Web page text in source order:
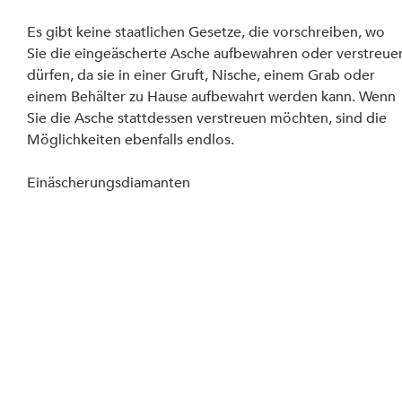
Es gibt keine staatlichen Gesetze, die vorschreiben, wo
Sie die eingeäscherte Asche aufbewahren oder
dürfen, da sie in einer Gruft, Nische, einem Grab oder
einem Behälter zu Hause aufbewahrt werden kann. Wenn
Sie die Asche stattdessen verstreuen möchten, sind die
Möglichkeiten ebenfalls endlos.
Einäscherungsdiamanten